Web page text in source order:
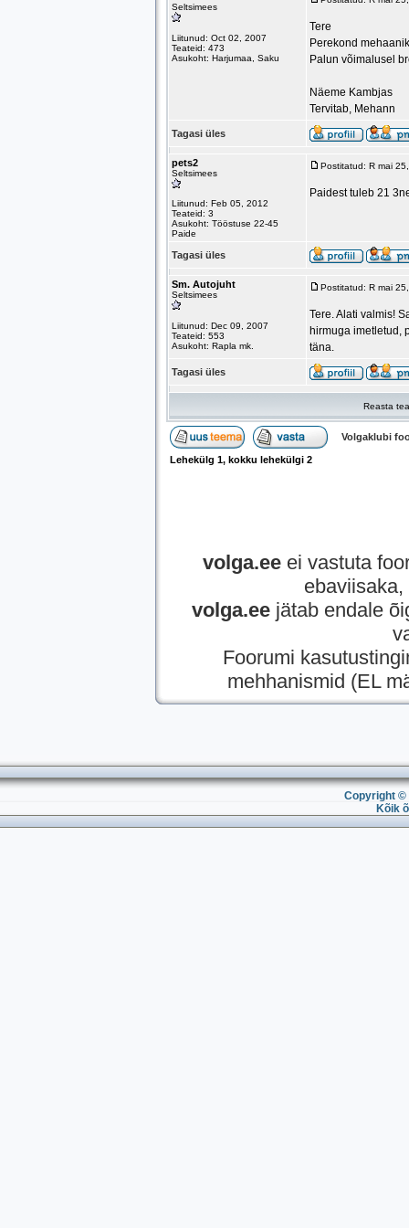
Seltsimees
Liitunud: Oct 02, 2007
Teateid: 473
Asukoht: Harjumaa, Saku
Tere
Perekond
Palun võimalusel
Näeme Kambjas
Tervitab, Mehann
Tagasi üles
pets2
Seltsimees
Liitunud: Feb 05, 2012
Teateid: 3
Asukoht: Tööstuse 22-45
Paide
Postitatud: R mai
Paidest tuleb 21
Tagasi üles
Sm. Autojuht
Seltsimees
Liitunud: Dec 09, 2007
Teateid: 553
Asukoht: Rapla mk.
Postitatud: R mai
Tere. Alati valmis!
hirmuga imetletud,
täna.
Tagasi üles
Reasta
Volgaklubi
Lehekülg 1, kokku lehekülgi 2
volga.eeei vastuta
volga.ee jätab endale
Foorumi
mehhanismid (EL
Copyright ©
Kõik